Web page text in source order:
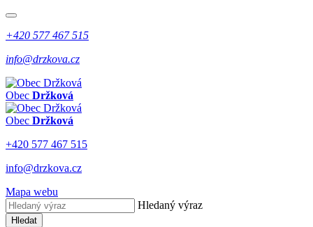
+420 577 467 515
info@drzkova.cz
Obec Držková
Obec Držková
+420 577 467 515
info@drzkova.cz
Mapa webu
Hledaný výraz
Hledat